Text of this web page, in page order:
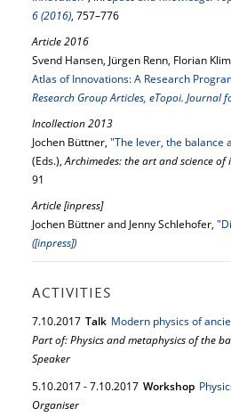
6 (2016), 757–776
Article 2016
Svend Hansen, Jürgen Renn, Florian
Atlas of Innovations: A Research
Research Group Articles, eTopoi. Journal
Incollection 2013
Jochen Büttner, "The lever, the balance
(Eds.),Archimedes: the art and science
91
Article [inpress]
Jochen Büttner and Jenny Schlehofer,
([inpress])
ACTIVITIES
7.10.2017 Talk Modern physics of
Part of: Physics and metaphysics of the
Speaker
5.10.2017-7.10.2017 Workshop
Organiser